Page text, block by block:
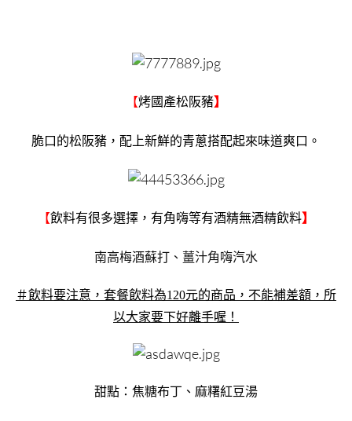
【烤國產松阪豬】
脆口的松阪豬，配上新鮮的青蔥搭配起來味道爽口。
【飲料有很多選擇，有角嗨等有酒精無酒精飲料】
南高梅酒蘇打、薑汁角嗨汽水
＃飲料要注意，套餐飲料為120元的商品，不能補差額，所
以大家要下好離手喔！
甜點：焦糖布丁、麻糬紅豆湯